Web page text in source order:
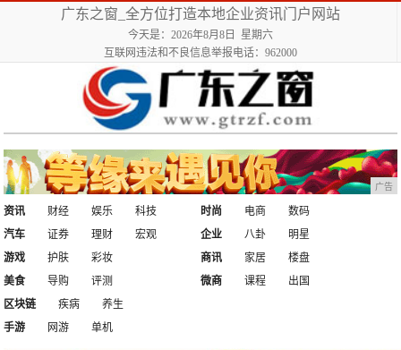
广东之窗_全方位打造本地企业资讯门户网站
今天是：2026年8月8日 星期六
互联网违法和不良信息举报电话：962000
广告
资讯 财经 娱乐
科技
汽车
证券 理财 宏观
时尚 电商
数码
企业
八卦
明星
游戏
护肤
彩妆
美食
导购 评测
商讯 家居
楼盘
微商
课程
出国
区块链
疾病
养生
手游
网游 单机